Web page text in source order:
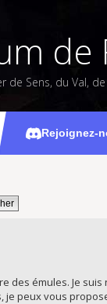
de
de Sens, du Val,
Rejoignez-
[Val]
des émules. Je
peux vous